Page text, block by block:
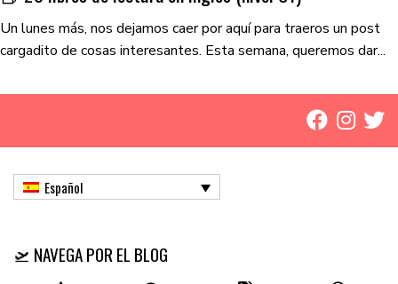
Un lunes más, nos dejamos caer por aquí para traeros un post
cargadito de cosas interesantes. Esta semana, queremos dar...
Español
🛫 NAVEGA POR EL BLOG